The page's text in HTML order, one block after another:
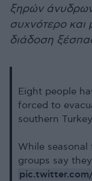
ξηρών
συχνότερο και
διάδοση
Eight people
forced to
southern
While seasonal
groups say